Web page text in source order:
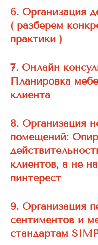
6. Организация
( разберем
практики )
7. Онлайн
Планировка
клиента
8. Организация
помещений:
клиентов, а не
пинтерест
9. Организация
сентиментов и
стандартам